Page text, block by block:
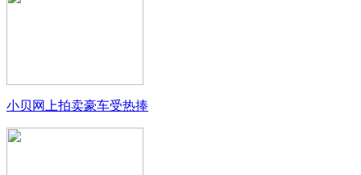
小贝网上拍卖豪车受热捧